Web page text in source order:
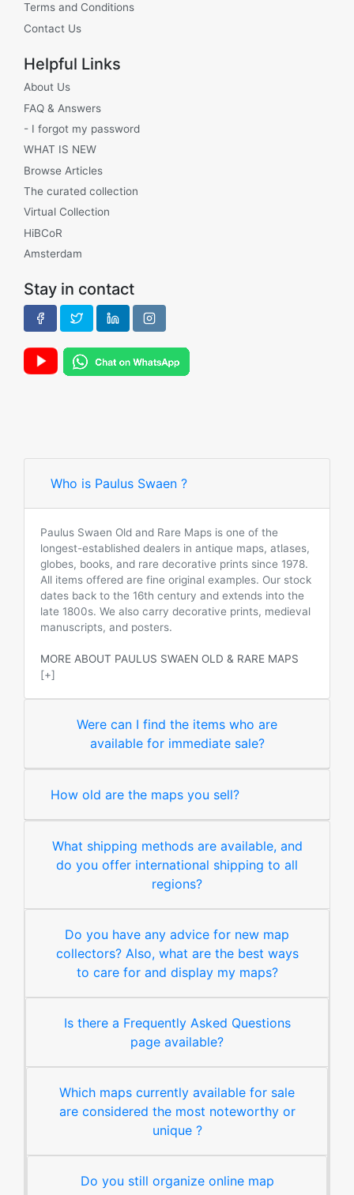
Terms and Conditions
Contact Us
Helpful Links
About Us
FAQ & Answers
- I forgot my password
WHAT IS NEW
Browse Articles
The curated collection
Virtual Collection
HiBCoR
Amsterdam
Stay in contact
Who is Paulus Swaen ?
Paulus Swaen Old and Rare Maps is one of the
longest-established dealers in antique maps, atlases,
globes, books, and rare decorative prints since 1978.
All items offered are fine original examples. Our stock
dates back to the 16th century and extends into the
late 1800s. We also carry decorative prints, medieval
manuscripts, and posters.
MORE ABOUT PAULUS SWAEN OLD & RARE MAPS
[+]
Were can I find the items who are
available for immediate sale?
How old are the maps you sell?
What shipping methods are available, and
do you offer international shipping to all
regions?
Do you have any advice for new map
collectors? Also, what are the best ways
to care for and display my maps?
Is there a Frequently Asked Questions
page available?
Which maps currently available for sale
are considered the most noteworthy or
unique ?
Do you still organize online map